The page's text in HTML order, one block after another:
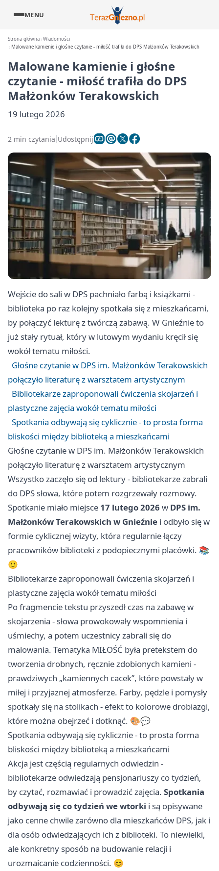
MENU
Strona główna Wiadomości
Malowane kamienie i głośne czytanie - miłość trafiła do DPS Małżonków Terakowskich
Malowane kamienie i głośne
czytanie - miłość trafiła do DPS
Małżonków Terakowskich
19 lutego 2026
2 min czytania Udostępnij
Wejście do sali w DPS pachniało farbą i książkami -
biblioteka po raz kolejny spotkała się z mieszkańcami,
by połączyć lekturę z twórczą zabawą. W Gnieźnie to
już stały rytuał, który w lutowym wydaniu kręcił się
wokół tematu miłości.
Głośne czytanie w DPS im. Małżonków Terakowskich
połączyło literaturę z warsztatem artystycznym
Bibliotekarze zaproponowali ćwiczenia skojarzeń i
plastyczne zajęcia wokół tematu miłości
Spotkania odbywają się cyklicznie - to prosta forma
bliskości między biblioteką a mieszkańcami
Głośne czytanie w DPS im. Małżonków Terakowskich
połączyło literaturę z warsztatem artystycznym
Wszystko zaczęło się od lektury - bibliotekarze zabrali
do DPS słowa, które potem rozgrzewały rozmowy.
Spotkanie miało miejsce 17 lutego 2026 w DPS im.
Małżonków Terakowskich w Gnieźnie i odbyło się w
formie cyklicznej wizyty, która regularnie łączy
pracowników biblioteki z podopiecznymi placówki. 📚
🙂
Bibliotekarze zaproponowali ćwiczenia skojarzeń i
plastyczne zajęcia wokół tematu miłości
Po fragmencie tekstu przyszedł czas na zabawę w
skojarzenia - słowa prowokowały wspomnienia i
uśmiechy, a potem uczestnicy zabrali się do
malowania. Tematyka MIŁOŚĆ była pretekstem do
tworzenia drobnych, ręcznie zdobionych kamieni -
prawdziwych „kamiennych cacek”, które powstały w
miłej i przyjaznej atmosferze. Farby, pędzle i pomysły
spotkały się na stolikach - efekt to kolorowe drobiazgi,
które można obejrzeć i dotknąć. 🎨💬
Spotkania odbywają się cyklicznie - to prosta forma
bliskości między biblioteką a mieszkańcami
Akcja jest częścią regularnych odwiedzin -
bibliotekarze odwiedzają pensjonariuszy co tydzień,
by czytać, rozmawiać i prowadzić zajęcia. Spotkania
odbywają się co tydzień we wtorki i są opisywane
jako cenne chwile zarówno dla mieszkańców DPS, jak i
dla osób odwiedzających ich z biblioteki. To niewielki,
ale konkretny sposób na budowanie relacji i
urozmaicanie codzienności. 😊